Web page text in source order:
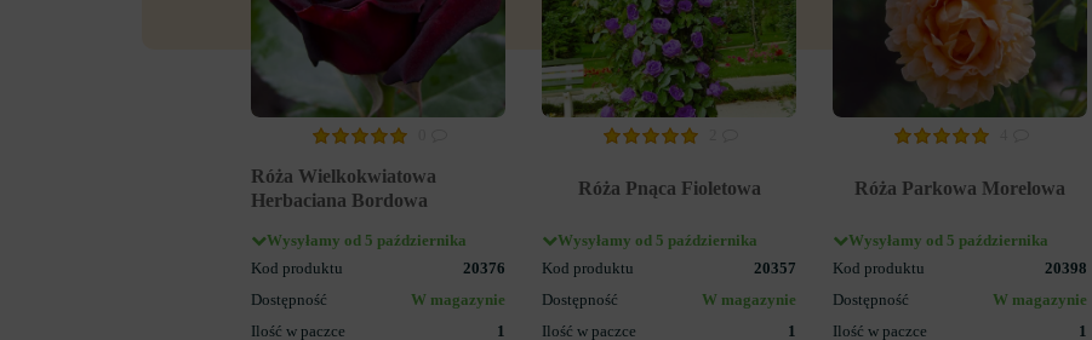
Róża Wielkokwiatowa
Herbaciana Bordowa
Wysyłamy od 5 października
Kod produktu
20376
Dostępność
W magazynie
Ilość w paczce
1
Róża Pnąca Fioletowa
Wysyłamy od 5 października
Kod produktu
20357
Dostępność
W magazynie
Ilość w paczce
1
Róża Parkowa Morelowa
Wysyłamy od 5 października
Kod produktu
20398
Dostępność
W magazynie
Ilość w paczce
1